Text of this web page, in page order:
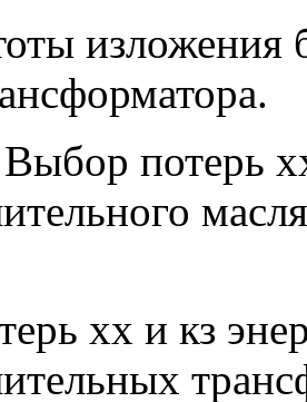
изложения
потерь
хх и кз